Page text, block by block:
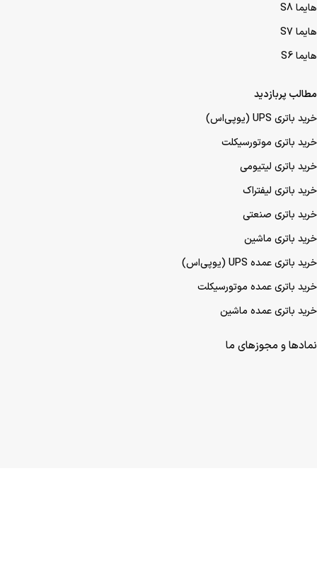
هایما S8
هایما S7
هایما S6
مطالب پربازدید
خرید باتری UPS (یو‌پی‌اس)
خرید باتری موتورسیکلت
خرید باتری لیتیومی
خرید باتری لیفتراک
خرید باتری صنعتی
خرید باتری ماشین
خرید باتری عمده UPS (یو‌پی‌اس)
خرید باتری عمده موتورسیکلت
خرید باتری عمده ماشین
نمادها و مجوزهای ما